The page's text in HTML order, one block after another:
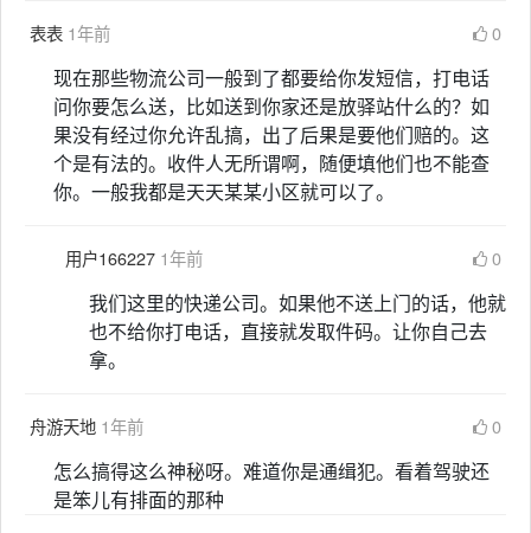
表表 1年前 0
现在那些物流公司一般到了都要给你发短信，打电话
问你要怎么送，比如送到你家还是放驿站什么的？如
果没有经过你允许乱搞，出了后果是要他们赔的。这
个是有法的。收件人无所谓啊，随便填他们也不能查
你。一般我都是天天某某小区就可以了。
用户166227 1年前 0
我们这里的快递公司。如果他不送上门的话，他就
也不给你打电话，直接就发取件码。让你自己去
拿。
舟游天地 1年前 0
怎么搞得这么神秘呀。难道你是通缉犯。看着驾驶还
是笨儿有排面的那种